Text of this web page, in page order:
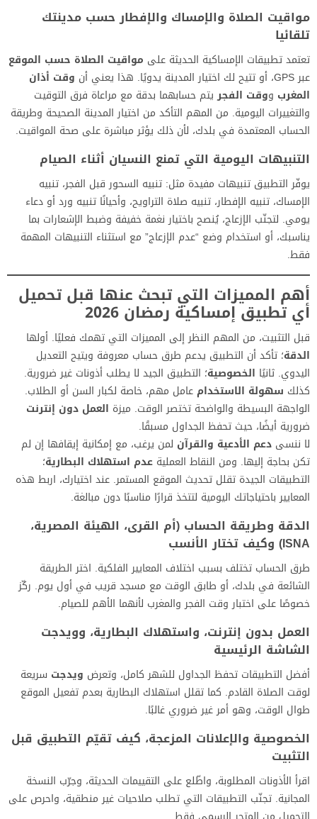
مواقيت الصلاة والإمساك والإفطار حسب مدينتك
تلقائيا
تعتمد تطبيقات الإمساكية الحديثة على مواقيت الصلاة حسب الموقع
عبر GPS، أو تتيح لك اختيار المدينة يدويًا. هذا يعني أن
وقت أذان
المغرب ووقت الفجريتم حسابهما بدقة مع مراعاة فرق التوقيت
والتغييرات اليومية. من المهم التأكد من اختيار المدينة الصحيحة وطريقة
الحساب المعتمدة في بلدك، لأن ذلك يؤثر مباشرة على صحة المواقيت.
التنبيهات اليومية التي تمنع النسيان أثناء الصيام
يوفّر التطبيق تنبيهات مفيدة مثل: تنبيه السحور قبل الفجر، تنبيه
الإمساك، تنبيه الإفطار، تنبيه صلاة التراويح، وأحيانًا تنبيه ورد أو دعاء
يومي. لتجنّب الإزعاج، يُنصح باختيار نغمة خفيفة وضبط الإشعارات بما
يناسبك، أو استخدام وضع “عدم الإزعاج” مع استثناء التنبيهات المهمة
فقط.
أهم المميزات التي تبحث عنها قبل تحميل
أي تطبيق إمساكية رمضان 2026
قبل التثبيت، من المهم النظر إلى المميزات التي تهمك فعليًا. أولها
الدقة؛ تأكد أن التطبيق يدعم طرق حساب معروفة ويتيح التعديل
اليدوي. ثانيًا الخصوصية؛ التطبيق الجيد لا يطلب أذونات غير ضرورية.
كذلك سهولة الاستخدام عامل مهم، خاصة لكبار السن أو الطلاب.
الواجهة البسيطة والواضحة تختصر الوقت. ميزة العمل دون إنترنت
ضرورية أيضًا، حيث تحفظ الجداول مسبقًا.
لا ننسى دعم الأدعية والقرآن لمن يرغب، مع إمكانية إيقافها إن لم
تكن بحاجة إليها. ومن النقاط العملية عدم استهلاك البطارية؛
التطبيقات الجيدة تقلل تحديث الموقع المستمر. عند اختيارك، اربط هذه
المعايير باحتياجاتك اليومية لتتخذ قرارًا مناسبًا دون مبالغة.
الدقة وطريقة الحساب (أم القرى، الهيئة المصرية،
ISNA) وكيف تختار الأنسب
طرق الحساب تختلف بسبب اختلاف المعايير الفلكية. اختر الطريقة
الشائعة في بلدك، أو طابق الوقت مع مسجد قريب في أول يوم. ركّز
خصوصًا على اختبار وقت الفجر والمغرب لأنهما الأهم للصيام.
العمل بدون إنترنت، واستهلاك البطارية، وويدجت
الشاشة الرئيسية
أفضل التطبيقات تحفظ الجداول للشهر كامل، وتعرض ويدجت سريعة
لوقت الصلاة القادم. كما تقلل استهلاك البطارية بعدم تفعيل الموقع
طوال الوقت، وهو أمر غير ضروري غالبًا.
الخصوصية والإعلانات المزعجة، كيف تقيّم التطبيق قبل
التثبيت
اقرأ الأذونات المطلوبة، واطّلع على التقييمات الحديثة، وجرّب النسخة
المجانية. تجنّب التطبيقات التي تطلب صلاحيات غير منطقية، واحرص على